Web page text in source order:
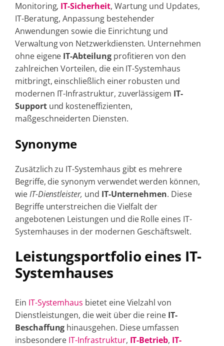
Monitoring, IT-Sicherheit, Wartung und Updates,
IT-Beratung, Anpassung bestehender
Anwendungen sowie die Einrichtung und
Verwaltung von Netzwerkdiensten. Unternehmen
ohne eigene IT-Abteilungprofitieren von den
zahlreichen Vorteilen, die ein IT-Systemhaus
mitbringt, einschließlich einer robusten und
modernen IT-Infrastruktur, zuverlässigem IT-
Supportund kosteneffizienten,
maßgeschneiderten Diensten.
Synonyme
Zusätzlich zu IT-Systemhaus gibt es mehrere
Begriffe, die synonym verwendet werden können,
wieIT-Dienstleister, und IT-Unternehmen. Diese
Begriffe unterstreichen die Vielfalt der
angebotenen Leistungen und die Rolle eines IT-
Systemhauses in der modernen Geschäftswelt.
Leistungsportfolio eines IT-
Systemhauses
Ein IT-Systemhaus bietet eine Vielzahl von
Dienstleistungen, die weit über die reine IT-
Beschaffung hinausgehen. Diese umfassen
insbesondere IT-Infrastruktur, IT-Betrieb, IT-